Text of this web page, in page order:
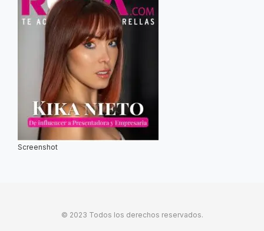
Screenshot
© 2023 Todos los derechos reservados.